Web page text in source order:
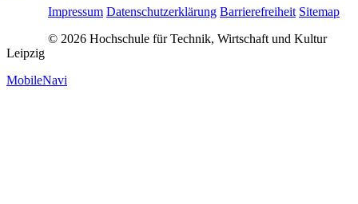
Impressum Datenschutzerklärung Barrierefreiheit Sitemap
© 2026 Hochschule für Technik, Wirtschaft und Kultur
Leipzig
MobileNavi